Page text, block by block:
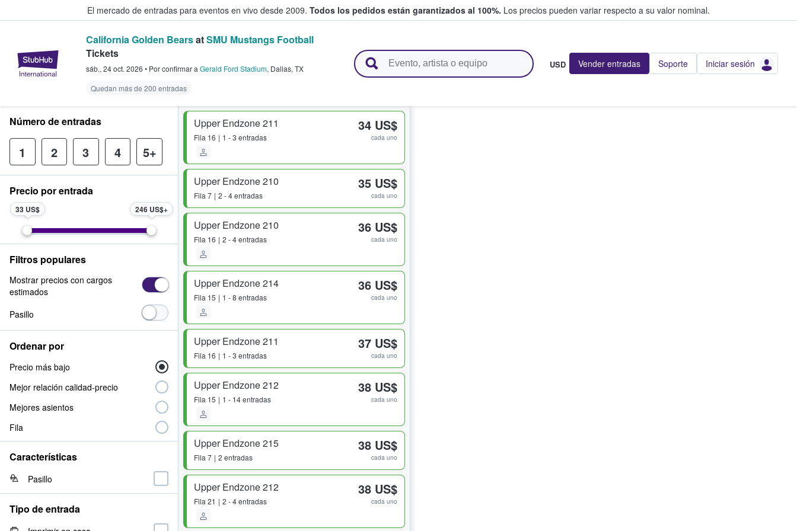
El mercado de entradas para eventos en vivo desde 2009. Todos los pedidos están garantizados al 100%. Los precios pueden variar respecto a su valor nominal.
StubHub: compra y venta de entradas entre fans
California Golden BearsatSMU Mustangs Football
Tickets
sáb., 24 oct. 2026 • Por confirmara Gerald Ford Stadium, Dallas, TX
Quedan más de 200 entradas
USD Vender entradas Soporte Iniciar sesión
Upper Endzone 211
Fila 16 1 - 3 entradas
34 US$
cada uno
Upper Endzone 210
Fila 7 2 - 4 entradas
35 US$
cada uno
Upper Endzone 210
Fila 16 2 - 4 entradas
36 US$
cada uno
Upper Endzone 214
Fila 15 1 - 8 entradas
36 US$
cada uno
Upper Endzone 211
Fila 16 1 - 3 entradas
37 US$
cada uno
Upper Endzone 212
Fila 15 1 - 14 entradas
38 US$
cada uno
Upper Endzone 215
Fila 7 2 entradas
38 US$
cada uno
Upper Endzone 212
Fila 21 2 - 4 entradas
38 US$
cada uno
Número de entradas
1 2 3 4 5+
Precio por entrada
33 US$ 246 US$
Filtros populares
Mostrar precios con cargos
estimados
Pasillo
Ordenar por
Precio más bajo
Mejor relación calidad-precio
Mejores asientos
Fila
Características
Pasillo
Tipo de entrada